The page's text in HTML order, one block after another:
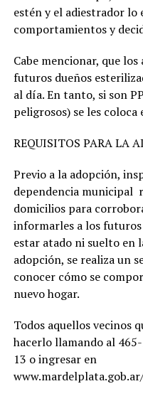
estén y el adiestrador lo
comportamientos y
Cabe mencionar, que
futuros dueños
al día. En tanto, si son
peligrosos) se les
REQUISITOS PARA LA
Previo a la adopción,
dependencia municipal
domicilios para
informarles a los
estar atado ni suelto en
adopción, se realiza un
conocer cómo se
nuevo hogar.
Todos aquellos vecinos
hacerlo llamando al
13 o ingresar en